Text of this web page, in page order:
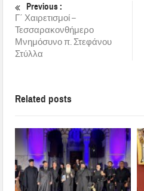
Previous :
Γ΄ Χαιρετισμοί –
Τεσσαρακονθήμερο
Μνημόσυνο π. Στεφάνου
Στύλλα
Related posts